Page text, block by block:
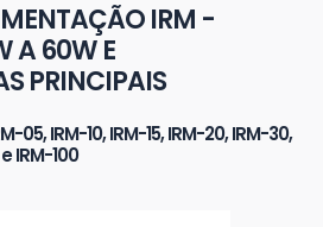
IRM -
A 60W E
PRINCIPAIS
05, IRM-10, IRM-15, IRM-20, IRM-30,
IRM-100